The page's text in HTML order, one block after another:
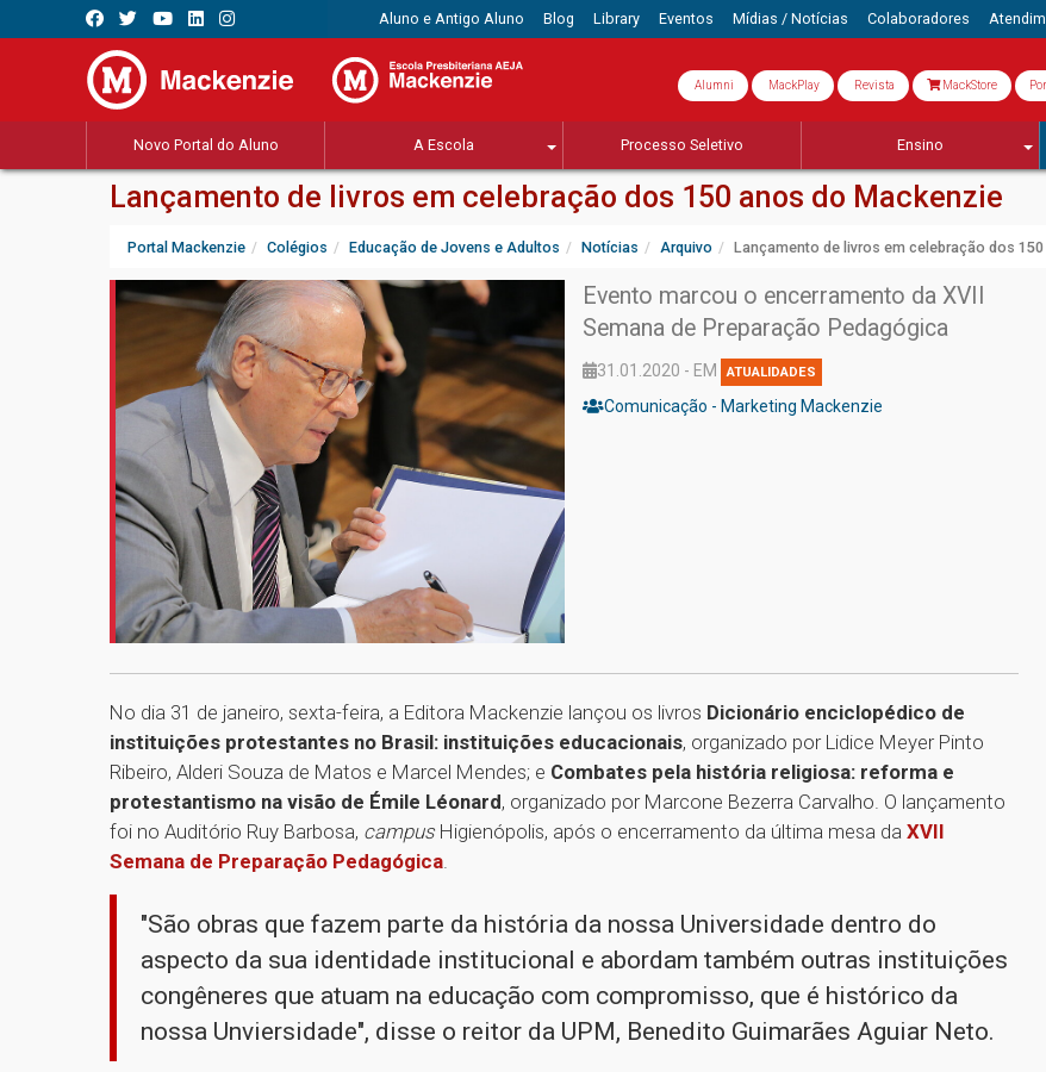
Aluno e Antigo Aluno Blog Library Eventos Mídias / Notícias Colaboradores
Alumni MackPlay Revista MackStore
Novo Portal do Aluno A Escola Processo Seletivo Ensino
Lançamento de livros em celebração dos 150 anos do Mackenzie
Portal Mackenzie Colégios Educação de Jovens e Adultos Notícias Arquivo Lançamento de livros em celebração dos
Evento marcou o encerramento da XVII
Semana de Preparação Pedagógica
31.01.2020 - EM ATUALIDADES
Comunicação - Marketing Mackenzie
No dia 31 de janeiro, sexta-feira, a Editora Mackenzie lançou os livros Dicionário enciclopédico de
instituições protestantes no Brasil: instituições educacionais, organizado por Lidice Meyer Pinto
Ribeiro, Alderi Souza de Matos e Marcel Mendes; e Combates pela história religiosa: reforma e
protestantismo na visão de Émile Léonard, organizado por Marcone Bezerra Carvalho. O lançamento
foi no Auditório Ruy Barbosa, campus Higienópolis, após o encerramento da última mesa da XVII
Semana de Preparação Pedagógica
"São obras que fazem parte da história da nossa Universidade dentro do
aspecto da sua identidade institucional e abordam também outras instituições
congêneres que atuam na educação com compromisso, que é histórico da
nossa Unviersidade", disse o reitor da UPM, Benedito Guimarães Aguiar Neto.